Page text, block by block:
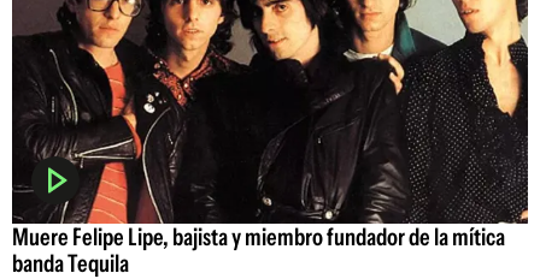
Muere Felipe Lipe, bajista y miembro fundador de la mítica
banda Tequila